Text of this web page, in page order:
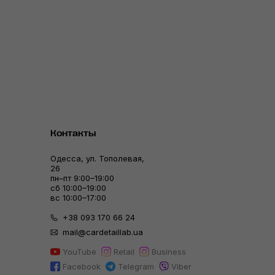
Контакты
Одесса, ул. Тополевая,
26
пн–пт 9:00–19:00
сб 10:00–19:00
вс 10:00–17:00
+38 093 170 66 24
mail@cardetaillab.ua
YouTube
Retail
Business
Facebook
Telegram Viber